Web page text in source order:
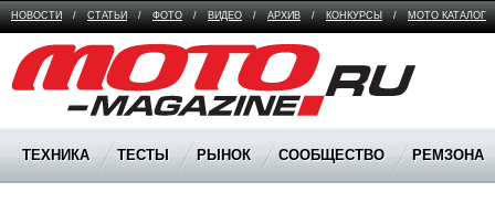
НОВОСТИ / СТАТЬИ / ФОТО / ВИДЕО / АРХИВ / КОНКУРСЫ / МОТО КАТАЛОГ
Moto Magazine
ТЕХНИКА ТЕСТЫ РЫНОК СООБЩЕСТВО РЕМЗОНА